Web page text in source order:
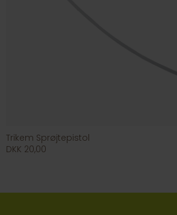
Trikem Sprøjtepistol
DKK 20,00